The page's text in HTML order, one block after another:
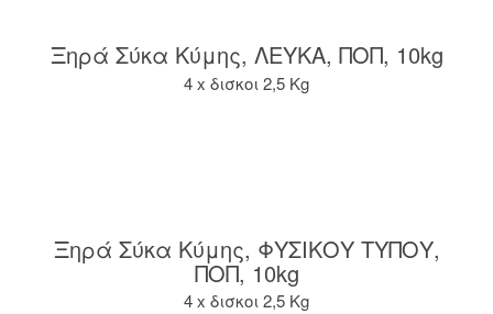
Ξηρά Σύκα Κύμης, ΛΕΥΚΑ, ΠΟΠ, 10kg
4 x δισκοι 2,5 Kg
Ξηρά Σύκα Κύμης, ΦΥΣΙΚΟΥ ΤΥΠΟΥ,
ΠΟΠ, 10kg
4 x δισκοι 2,5 Kg